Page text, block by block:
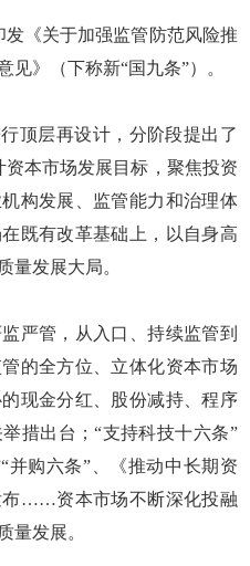
《关于加强监管防范风险推
》（下称新“国九条”）。
层再设计，分阶段提出了
资本市场发展目标，聚焦投资
构发展、监管能力和治理体
既有改革基础上，以自身高
量发展大局。
管，从入口、持续监管到
的全方位、立体化资本市场
现金分红、股份减持、程序
措出台；“支持科技十六条”
并购六条”、《推动中长期资
布……资本市场不断深化投融
量发展。